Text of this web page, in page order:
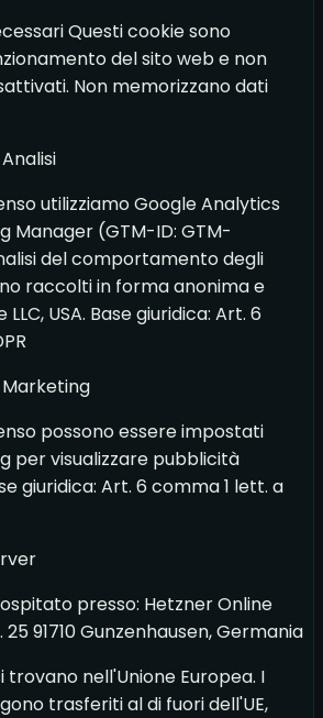
Questi cookie sono
del sito web e non
Non memorizzano dati
utilizziamo Google Analytics
Manager (GTM-ID: GTM-
del comportamento degli
raccolti in forma anonima e
USA. Base giuridica: Art. 6
possono essere impostati
per visualizzare pubblicità
giuridica: Art. 6 comma 1 lett. a
presso: Hetzner Online
91710 Gunzenhausen, Germania
trovano nell'Unione Europea. I
trasferiti al di fuori dell'UE,